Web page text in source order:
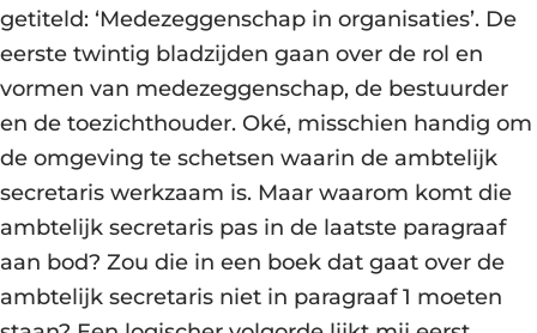
getiteld: ‘Medezeggenschap in organisaties’. De
eerste twintig bladzijden gaan over de rol en
vormen van medezeggenschap, de bestuurder
en de toezichthouder. Oké, misschien handig om
de omgeving te schetsen waarin de ambtelijk
secretaris werkzaam is. Maar waarom komt die
ambtelijk secretaris pas in de laatste paragraaf
aan bod? Zou die in een boek dat gaat over de
ambtelijk secretaris niet in paragraaf 1 moeten